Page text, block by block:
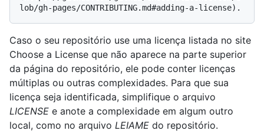
Caso o seu repositório use uma licença listada no site
Choose a License que não aparece na parte superior
da página do repositório, ele pode conter licenças
múltiplas ou outras complexidades. Para que sua
licença seja identificada, simplifique o arquivo
LICENSE e anote a complexidade em algum outro
local, como no arquivo LEIAME do repositório.